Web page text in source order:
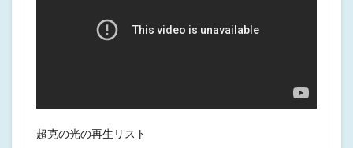
超克の光の再生リスト